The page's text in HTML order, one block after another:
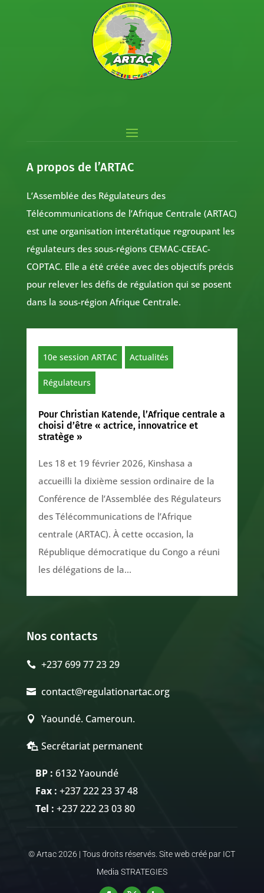
A propos de l’ARTAC
L’Assemblée des Régulateurs des
Télécommunications de l’Afrique Centrale (ARTAC)
est une organisation interétatique regroupant les
régulateurs des sous-régions CEMAC-CEEAC-
COPTAC. Elle a été créée avec des objectifs précis
pour relever les défis de régulation qui se posent
dans la sous-région Afrique Centrale.
10e session ARTAC Actualités
Régulateurs
Pour Christian Katende, l’Afrique centrale a
choisi d’être « actrice, innovatrice et
stratège »
Les 18 et 19 février 2026, Kinshasa a
accueilli la dixième session ordinaire de la
Conférence de l’Assemblée des Régulateurs
des Télécommunications de l’Afrique
centrale (ARTAC). À cette occasion, la
République démocratique du Congo a réuni
les délégations de la...
Nos contacts
 +237 699 77 23 29
 contact@regulationartac.org
 Yaoundé. Cameroun.
 Secrétariat permanent
BP : 6132 Yaoundé
Fax : +237 222 23 37 48
Tel : +237 222 23 03 80
© Artac 2026 | Tous droits réservés. Site web créé par ICT
Media STRATEGIES